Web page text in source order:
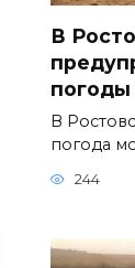
В
В
погода
244